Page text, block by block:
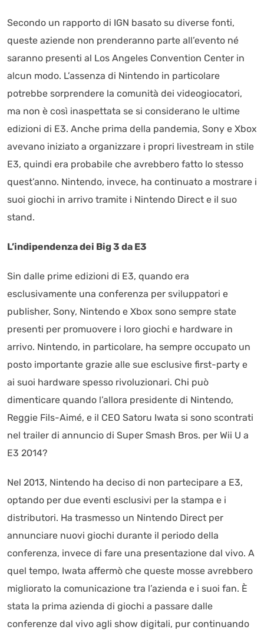
Secondo un rapporto di IGN basato su diverse fonti,
queste aziende non prenderanno parte all’evento né
saranno presenti al Los Angeles Convention Center in
alcun modo. L’assenza di Nintendo in particolare
potrebbe sorprendere la comunità dei videogiocatori,
ma non è così inaspettata se si considerano le ultime
edizioni di E3. Anche prima della pandemia, Sony e Xbox
avevano iniziato a organizzare i propri livestream in stile
E3, quindi era probabile che avrebbero fatto lo stesso
quest’anno. Nintendo, invece, ha continuato a mostrare i
suoi giochi in arrivo tramite i Nintendo Direct e il suo
stand.
L’indipendenza dei Big 3 da E3
Sin dalle prime edizioni di E3, quando era
esclusivamente una conferenza per sviluppatori e
publisher, Sony, Nintendo e Xbox sono sempre state
presenti per promuovere i loro giochi e hardware in
arrivo. Nintendo, in particolare, ha sempre occupato un
posto importante grazie alle sue esclusive first-party e
ai suoi hardware spesso rivoluzionari. Chi può
dimenticare quando l’allora presidente di Nintendo,
Reggie Fils-Aimé, e il CEO Satoru Iwata si sono scontrati
nel trailer di annuncio di Super Smash Bros. per Wii U a
E3 2014?
Nel 2013, Nintendo ha deciso di non partecipare a E3,
optando per due eventi esclusivi per la stampa e i
distributori. Ha trasmesso un Nintendo Direct per
annunciare nuovi giochi durante il periodo della
conferenza, invece di fare una presentazione dal vivo. A
quel tempo, Iwata affermò che queste mosse avrebbero
migliorato la comunicazione tra l’azienda e i suoi fan. È
stata la prima azienda di giochi a passare dalle
conferenze dal vivo agli show digitali, pur continuando